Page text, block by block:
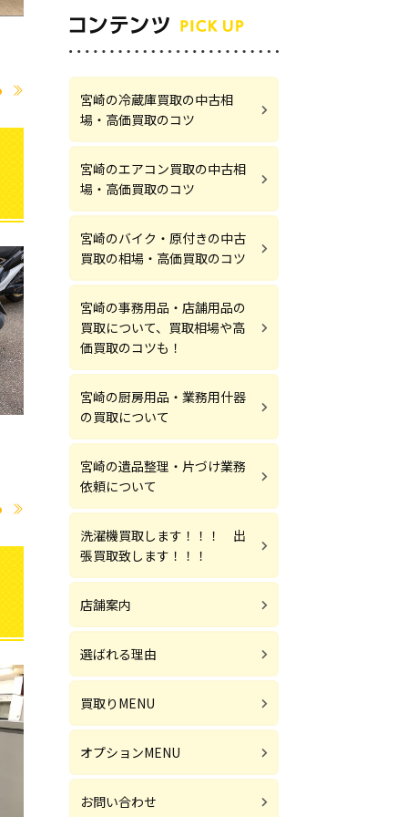
宮崎の冷蔵庫買取の中古相
場・高価買取のコツ
宮崎のエアコン買取の中古相
場・高価買取のコツ
宮崎のバイク・原付きの中古
買取の相場・高価買取のコツ
宮崎の事務用品・店舗用品の
買取について、買取相場や高
価買取のコツも！
宮崎の厨房用品・業務用什器
の買取について
宮崎の遺品整理・片づけ業務
依頼について
洗濯機買取します！！！ 出
張買取致します！！！
店舗案内
選ばれる理由
買取りMENU
オプションMENU
お問い合わせ